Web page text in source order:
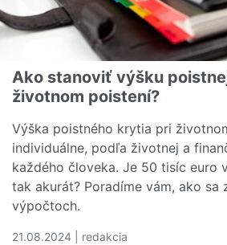
Ako stanoviť výšku
životnom poistení?
Výška poistného krytia pri
individuálne, podľa životnej a
každého človeka. Je 50 tisíc euro
tak akurát? Poradíme vám, ako
výpočtoch.
21.08.2024 | redakcia